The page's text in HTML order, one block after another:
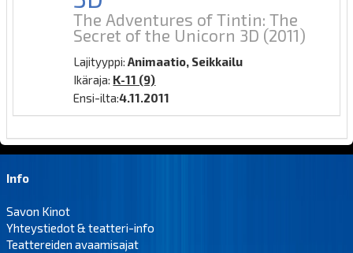
The Adventures of Tintin: The
Secret of the Unicorn 3D (2011)
Lajityyppi:Animaatio, Seikkailu
Ikäraja: K-11 (9)
Ensi-ilta:4.11.2011
Info
Savon Kinot
Yhteystiedot & teatteri-info
Teattereiden avaamisajat